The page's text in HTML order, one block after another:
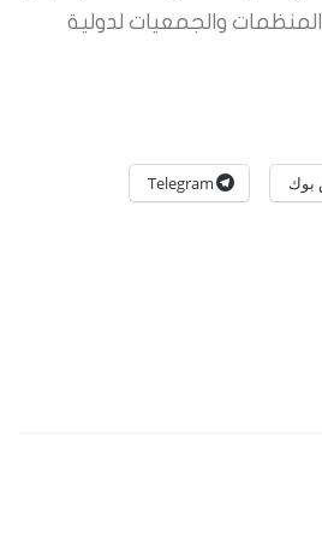
والجمعيات لدولية
بوك Telegram